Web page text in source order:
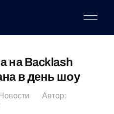
на Backlash
в день шоу
Новости
Автор: